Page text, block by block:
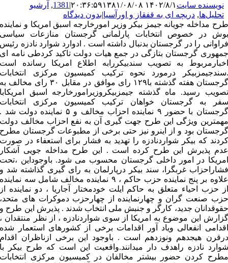
نویسنده سایت ۱۴۰۲/۸/۱ ۲۰:۳۶:۵۹ ۱۳۸۱/۰۸/۰۸ |
1381
, آرشیو
تحلیل‌ها, دریچه ای به قفقاز و اورآسیا|بدون دیدگاه
طرح مداخله جویانه جیمز بیکر وزیر امورخارجه اسبق امریکا و نماینده
بوش در خصوص انتخابات پارلمانی گرجستان منازعات سیاسی
فراوانی را در گرجستان بدنبال داشته است . ادوارد شوارد نادزه رئیس
جمهوری گرجستان بتازگی در جمع هیات دولت تاکید کردطی نامه ای
اخبارمربوط به تصویب سندبیکررابه اطلاع امریکا رسانده است
.سندجیمزبیکر درمورد نحوه ترکیب کمیسیون مرکزی انتخابات
گرجستان هفته گذشته با۱۲۹ رای موافق در مقابل ۳۰ رای مخالف به
تصویب رسید. ماه گذشته جیمزبیکروزیرامورخارجه اسبق امریکابا
سفر به گرجستان خواهان ترکیب کمیسیون مرکزی انتخابات
گرجستان با حضور ۹ نماینده احزاب مخالف و ۵ نماینده دولت شد .
مهمترین ویژگی این طرح جهت گیری آن به نفع احزاب مخالف دولت
گرجستان بود و از اینرو نیز حتی برخی از مطبوعات گرجستان مطرح
کردند که بیکر شواردنادزه را تهدید به فشار برای استعفاء در صورت
عدم پذیرش این طرح کرده است . این طرح مداخله جویی آشکار
امریکا در امور داخلی گرجستان محسوب می شود. باوجوداین ،تحت
فشاراحزاب غربگرا، سند بیکر درپارلمان به رای گیری گذاشته شد و
علاوه بر پنج نماینده حزب حاکم ، ۹ نماینده مخالف شامل سه نماینده
از حزب احیاء متعلق به حاکم ایلت خودمختار آجاریا ، دو نماینده از
حزب صنعت گران و چهارنماینده از چهارحزب دموکرات های متحد،
حقوقدانان جدید، کارگر و جنبش ملی انتخاب شدند . پذیرش این طرح و
گزارش این موضوع به امریکا از سوی شواردنادزه ، از نظر منتقدان ،
اقدامی انفعالی ویاد آور اقدامات برخی از کشورهای استعمار شده
درقرن هیجدهم ونوزدهم است . باوجود این برخی ازناظران اقدام
شوارد نادزه راهدف دار میدانند.واقعیت این است که طرح بیکر با
مطرح کردن حضور بیشتر مخالفان در کمیسیون مرکزی انتخابات